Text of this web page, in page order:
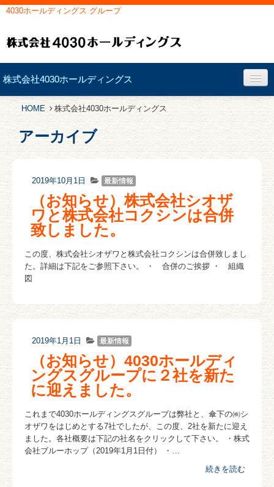
4030ホールディングス グループ
株式会社4030ホールディングス
会社概要
経営理念
お問い合わせ
HOME 株式会社4030ホールディングス
アーカイブ
2019年10月1日 最新情報
（お知らせ）株式会社シオザ
ワと株式会社コクシンは合併
致しました。
この度、株式会社シオザワと株式会社コクシンは合併致しまし
た。詳細は下記をご参照下さい。 ・ 合併のご挨拶 ・ 組織
図
2019年1月1日 最新情報
（お知らせ）4030ホールディ
ングスグループに２社を新た
に迎えました。
これまで4030ホールディングスグループは弊社と、傘下の㈱シ
オザワをはじめとする7社でしたが、この度、2社を新たに迎え
ました。各社概要は下記の社名をクリックして下さい。 ・株式
会社ブルーホップ（2019年1月1日付） ・…
続きを読む